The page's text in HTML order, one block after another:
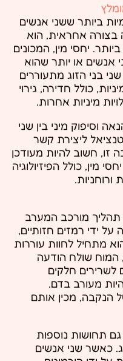
ביותר ששני אנשים
בצורה אחראית, הוא
יחסי מין, המכונים
אנשים או יותר שהוא
שני בני הזוג מתעוררים
כולל חדירה, גירוי
מיניות אחרות.
וסיפוק מיני בין שני
ליצירת קשר
זו, חשוב להיות מעודכן
מין, כולל הפיזיולוגיה
תהליך מורכב המערב
ידי רמזים חזותיים,
מתחיל לחוות עוררות
שולח הודעה
לשרירים חלקים
מעורב בדם.
הנקבה, מכין אותם
תחושות נוספות
כאשר שני אנשים